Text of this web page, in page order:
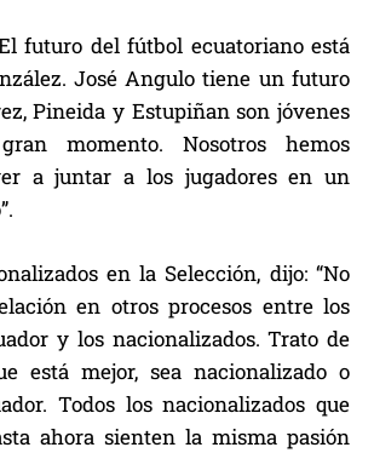
futuro del fútbol ecuatoriano está
José Angulo tiene un futuro
Pineida y Estupiñan son jóvenes
momento. Nosotros hemos
a juntar a los jugadores en un
en la Selección, dijo: “No
en otros procesos entre los
y los nacionalizados. Trato de
está mejor, sea nacionalizado o
Todos los nacionalizados que
ahora sienten la misma pasión